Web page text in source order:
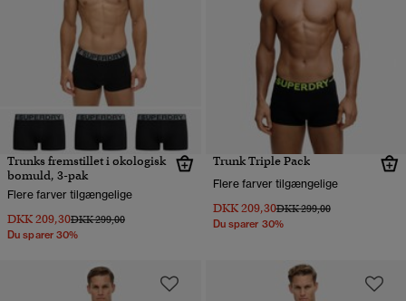
Trunks fremstillet i økologisk
bomuld, 3-pak
Flere farver tilgængelige
DKK 209,30Pris nedsat fra
DKK 299,00til
Du sparer 30%
Trunk Triple Pack
Flere farver tilgængelige
DKK 209,30Pris nedsat fra
DKK 299,00til
Du sparer 30%